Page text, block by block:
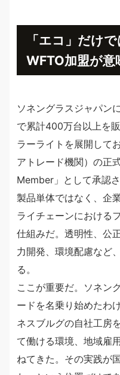
「エコ」だけ
WFTO加盟が意
ソネングラスジャパン
で累計400万台以上を
ラーライトを展開して
アトレード機関）の正
Member」として承認
製品単体ではなく、企
ライチェーンにおける
仕組みだ。透明性、公
力開発、環境配慮など
る。
ここが重要だ。ソネン
ードを名乗り始めたわ
ネスブルグの自社工房
て働ける環境、地域雇
ねてきた。その実践が